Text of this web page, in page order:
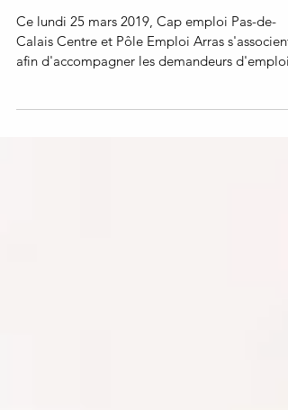
l'industrie !
Ce lundi 25 mars 2019, Cap emploi Pas-de-
Calais Centre et Pôle Emploi Arras s'associent
en...